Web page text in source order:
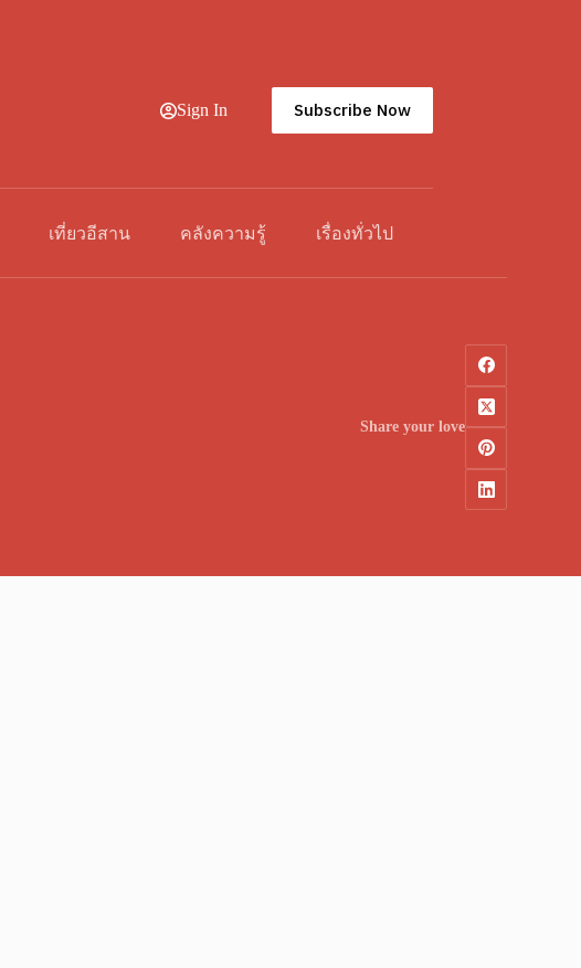
Sign In Subscribe Now
เที่ยวอีสาน คลังความรู้ เรื่องทั่วไป
Share your love